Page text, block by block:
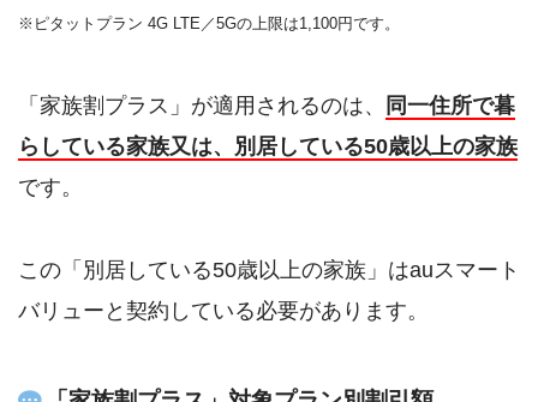
※ピタットプラン 4G LTE／5Gの上限は1,100円です。
「家族割プラス」が適用されるのは、
同一住所で暮
らしている家族又は、別居している50歳以上の家族
です。
この「別居している50歳以上の家族」はauスマート
バリューと契約している必要があります。